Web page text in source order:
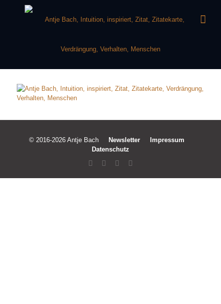
© 2016-2026 Antje Bach Newsletter
Impressum
Datenschutz